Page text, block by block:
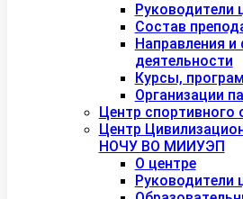
Руководители
Состав
Направления
деятельности
Курсы,
Организации
Центр спортивного
Центр
НОЧУ ВО МИИУЭП
О центре
Руководители